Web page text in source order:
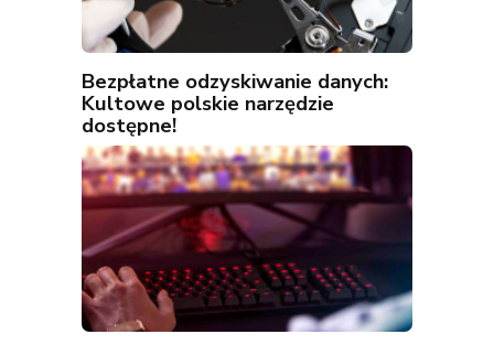
Bezpłatne odzyskiwanie danych:
Kultowe polskie narzędzie
dostępne!